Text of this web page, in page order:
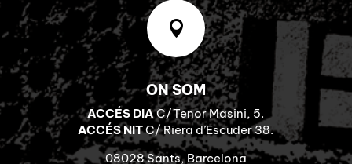

ON SOM
ACCÉS DIAC/Tenor Masini, 5.
ACCÉS NITC/ Riera d’Escuder 38.
08028 Sants, Barcelona